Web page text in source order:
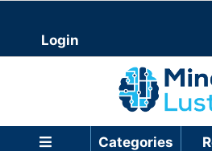
Login
Categories